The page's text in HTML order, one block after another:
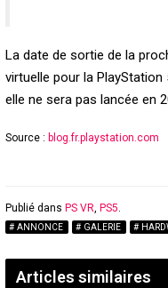
La date de sortie de la
virtuelle pour la PlayStation
elle ne sera pas lancée en
Source : blog.fr.playstation.com
Publié dans PS VR, PS5.
ANNONCE GALERIE
Articles similaires